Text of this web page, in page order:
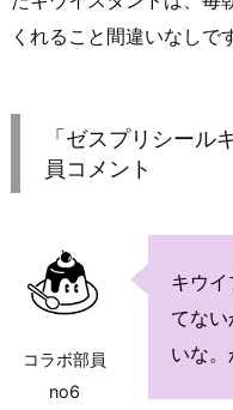
くれること間違いなしで
「ゼスプリシール
員コメント
コラボ部員
no6
キウ
てな
いな